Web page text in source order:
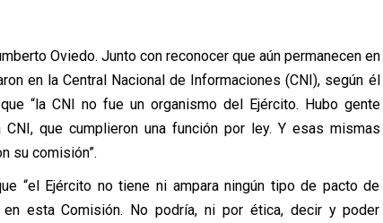
Oviedo. Junto con reconocer que aún permanecen en
en la Central Nacional de Informaciones (CNI), según él
que“la CNI no fue un organismo del Ejército. Hubo gente
que cumplieron una función por ley. Y esas mismas
su comisión”.
“el Ejército no tiene ni ampara ningún tipo de pacto de
esta Comisión. No podría, ni por ética, decir y poder